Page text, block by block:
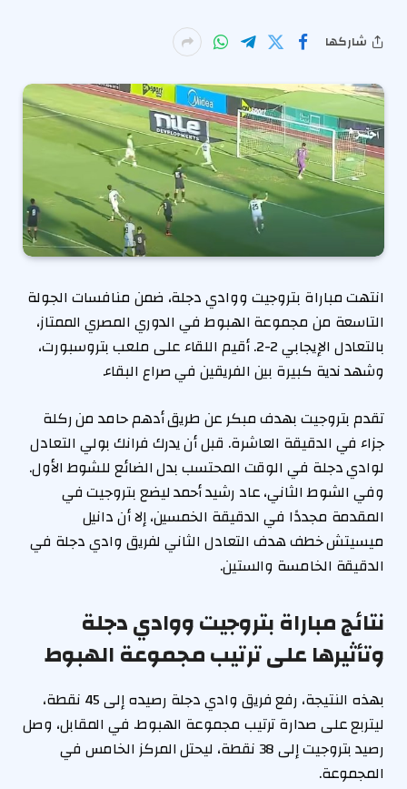
شاركها
انتهت مباراة بتروجيت ووادي دجلة، ضمن منافسات الجولة
التاسعة من مجموعة الهبوط في الدوري المصري الممتاز،
بالتعادل الإيجابي 2-2. أقيم اللقاء على ملعب بتروسبورت،
وشهد ندية كبيرة بين الفريقين في صراع البقاء.
تقدم بتروجيت بهدف مبكر عن طريق أدهم حامد من ركلة
جزاء في الدقيقة العاشرة. قبل أن يدرك فرانك بولي التعادل
لوادي دجلة في الوقت المحتسب بدل الضائع للشوط الأول.
وفي الشوط الثاني، عاد رشيد أحمد ليضع بتروجيت في
المقدمة مجددًا في الدقيقة الخمسين، إلا أن دانيل
ميسيتش خطف هدف التعادل الثاني لفريق وادي دجلة في
الدقيقة الخامسة والستين.
نتائج مباراة بتروجيت ووادي دجلة
وتأثيرها على ترتيب مجموعة الهبوط
بهذه النتيجة، رفع فريق وادي دجلة رصيده إلى 45 نقطة،
ليتربع على صدارة ترتيب مجموعة الهبوط. في المقابل، وصل
رصيد بتروجيت إلى 38 نقطة، ليحتل المركز الخامس في
المجموعة.